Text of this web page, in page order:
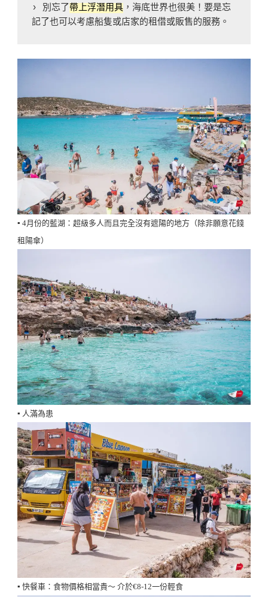
› 別忘了 帶上浮潛用具 ，海底世界也很美！要是忘
記了也可以考慮船隻或店家的租借或販售的服務。
▪️ 4月份的藍湖：超級多人而且完全沒有遮陽的地方（除非願意花錢
租陽傘）
▪️ 人滿為患
▪️ 快餐車：食物價格相當貴～ 介於€8-12一份輕食